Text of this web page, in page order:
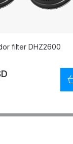
filter DHZ2600